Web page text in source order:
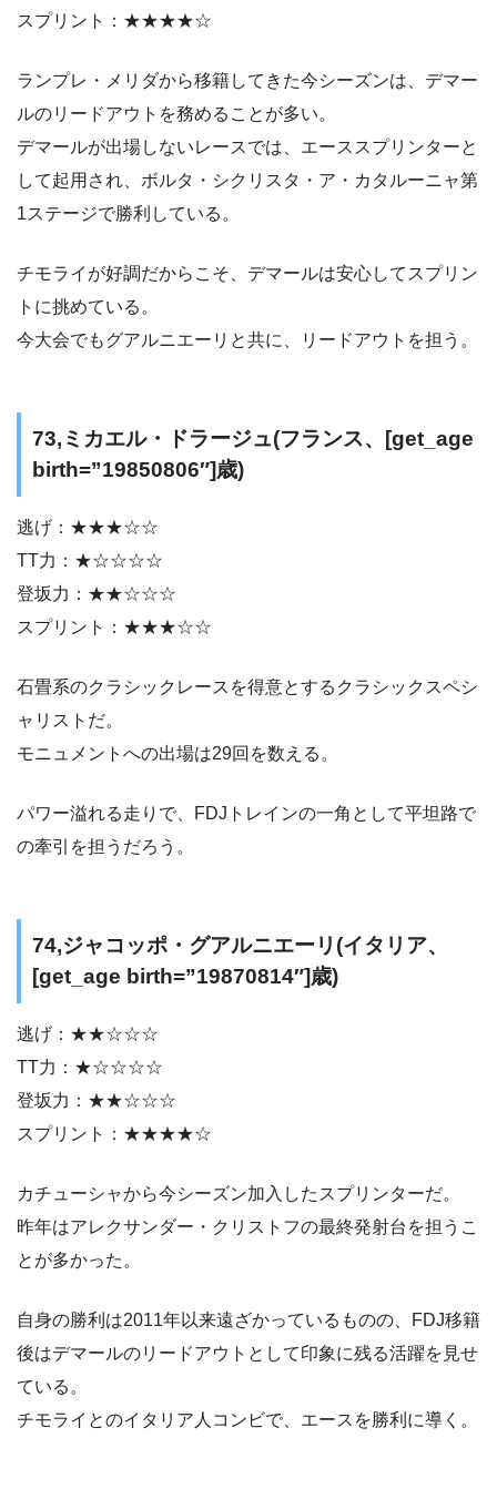
スプリント：★★★★☆
ランプレ・メリダから移籍してきた今シーズンは、デマー
ルのリードアウトを務めることが多い。
デマールが出場しないレースでは、エーススプリンターと
して起用され、ボルタ・シクリスタ・ア・カタルーニャ第
1ステージで勝利している。
チモライが好調だからこそ、デマールは安心してスプリン
トに挑めている。
今大会でもグアルニエーリと共に、リードアウトを担う。
73,ミカエル・ドラージュ(フランス、[get_age
birth=”19850806″]歳)
逃げ：★★★☆☆
TT力：★☆☆☆☆
登坂力：★★☆☆☆
スプリント：★★★☆☆
石畳系のクラシックレースを得意とするクラシックスペシ
ャリストだ。
モニュメントへの出場は29回を数える。
パワー溢れる走りで、FDJトレインの一角として平坦路で
の牽引を担うだろう。
74,ジャコッポ・グアルニエーリ(イタリア、
[get_age birth=”19870814″]歳)
逃げ：★★☆☆☆
TT力：★☆☆☆☆
登坂力：★★☆☆☆
スプリント：★★★★☆
カチューシャから今シーズン加入したスプリンターだ。
昨年はアレクサンダー・クリストフの最終発射台を担うこ
とが多かった。
自身の勝利は2011年以来遠ざかっているものの、FDJ移籍
後はデマールのリードアウトとして印象に残る活躍を見せ
ている。
チモライとのイタリア人コンビで、エースを勝利に導く。